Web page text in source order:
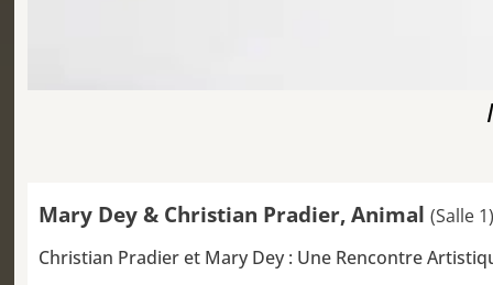
Mary Dey & Christian Pradier, Animal (Salle 1)
Christian Pradier et Mary Dey : Une Rencontre